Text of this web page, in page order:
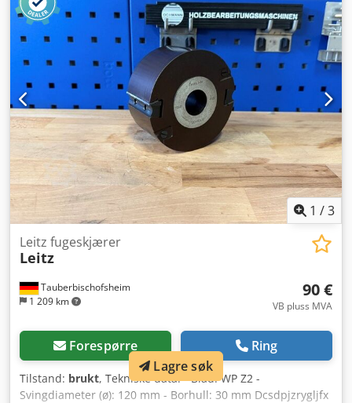
1 /3
Tauberbischofsheim
1 209 km
Leitz fugeskjærer
Leitz
90 €
VB pluss MVA
Forespørre Ring
Tilstand: brukt, Tekniske data: - Blad: WP Z2 -
Svingdiameter (ø): 120 mm - Borhull: 30 mm Dcsdpjzrygljfx
Lagre søk